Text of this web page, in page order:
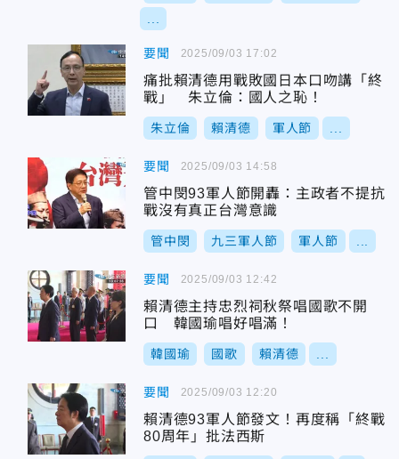
要聞
痛批賴清德用戰敗國日本口吻講「終
戰」 朱立倫：國人之恥！
朱立倫 賴清德 軍人節
2025/09/03 17:02
要聞
管中閔93軍人節開轟：主政者不提抗
戰沒有真正台灣意識
管中閔 九三軍人節 軍人節
2025/09/03 14:58
要聞
賴清德主持忠烈祠秋祭唱國歌不開
口 韓國瑜唱好唱滿！
韓國瑜 國歌 賴清德
2025/09/03 12:42
要聞
賴清德93軍人節發文！再度稱「終戰
80周年」批法西斯
2025/09/03 12:20